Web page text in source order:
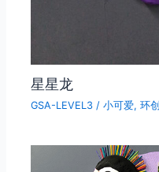
星星龙
GSA-LEVEL3 /小可爱,环创